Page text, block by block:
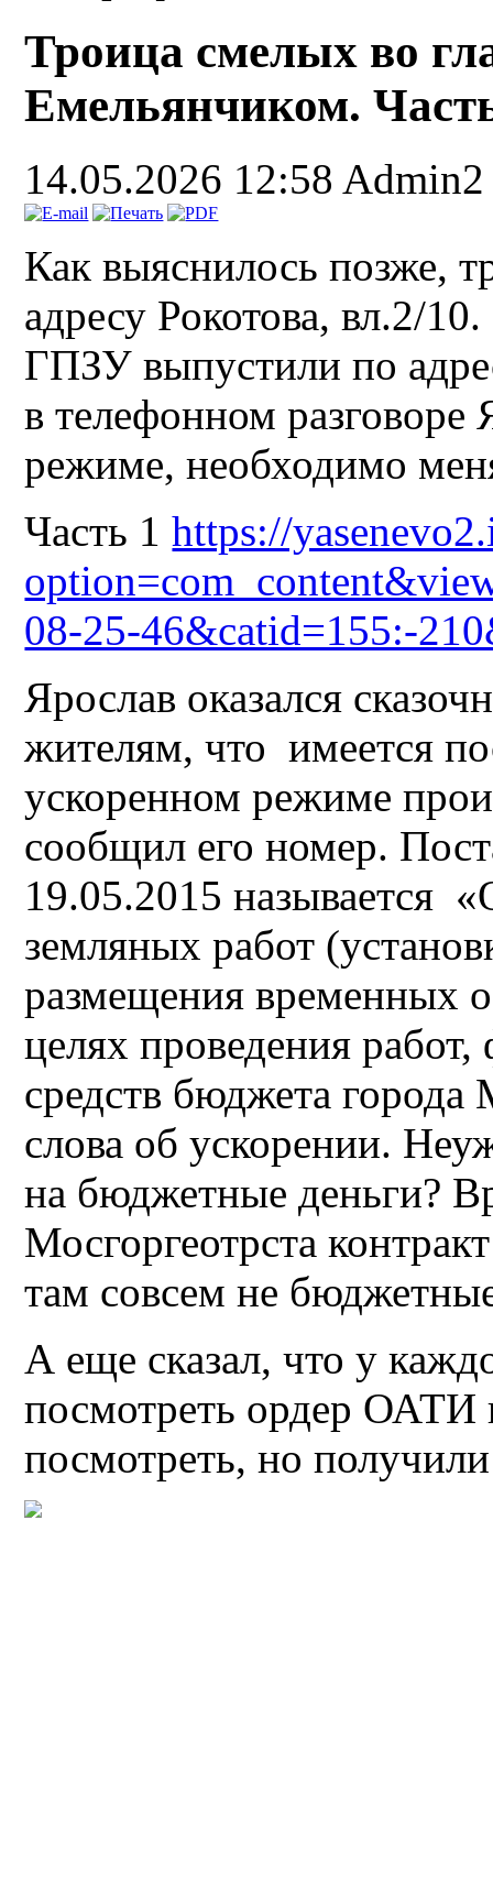
Троица смелых во
Емельянчиком.
14.05.2026 12:58 Admin2
Как выяснилось позже,
адресу Рокотова, вл.2/
ГПЗУ выпустили по
в телефонном разговоре
режиме, необходимо
Часть 1https://
08-25-46&catid=155:-
Ярослав оказался
жителям, что имеется
ускоренном режиме
сообщил его номер.
19.05.2015 называется
земляных работ
размещения временных
целях проведения
средств бюджета
слова об ускорении.
на бюджетные деньги?
Мосгоргеотрста
там совсем не
А еще сказал, что у
посмотреть ордер ОАТИ
посмотреть, но